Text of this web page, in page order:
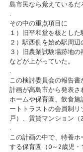
島市民なら覚えているだ
.
その中の重点項目に
１）旧平和堂を核とし
２）駅西側を始め駅周辺
３）旧農業試験場跡地の
などが上がっていた。
.
この検討委員会の報告
計画が高島市から発表さ
ホームや保育園、飲食
ートトラストの会員制
戸）、賃貸マンション（
.
この計画の中で、特養
する保育園（0～2歳児